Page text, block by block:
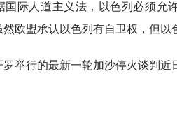
国际人道主义法，以色列必须允
欧盟承认以色列有自卫权，但以
举行的最新一轮加沙停火谈判近